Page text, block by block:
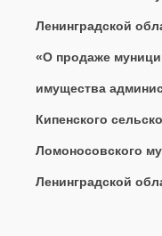
Ленинградской
«О продаже
имущества
Кипенского
Ломоносовского
Ленинградской